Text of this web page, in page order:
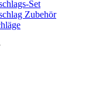
Set
Zubehör